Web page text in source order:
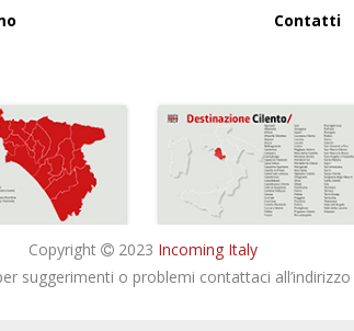
Contatti
Copyright 2023 Incoming Italy
suggerimenti o problemi contattaci all’indirizzo